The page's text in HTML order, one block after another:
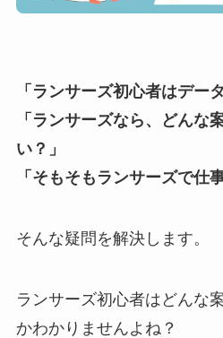
「ランサーズ初心者はデー
「ランサーズなら、どんな
い？」
「そもそもランサーズで仕
そんな疑問を解決します。
ランサーズ初心者はどんな
かわかりませんよね？